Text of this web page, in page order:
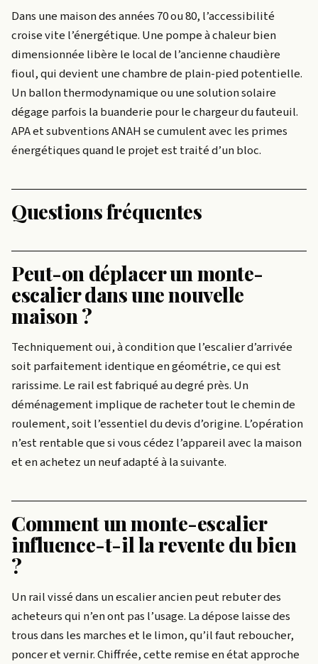
Dans une maison des années 70 ou 80, l’accessibilité
croise vite l’énergétique. Une pompe à chaleur bien
dimensionnée libère le local de l’ancienne chaudière
fioul, qui devient une chambre de plain-pied potentielle.
Un ballon thermodynamique ou une solution solaire
dégage parfois la buanderie pour le chargeur du fauteuil.
APA et subventions ANAH se cumulent avec les primes
énergétiques quand le projet est traité d’un bloc.
Questions fréquentes
Peut-on déplacer un monte-
escalier dans une nouvelle
maison ?
Techniquement oui, à condition que l’escalier d’arrivée
soit parfaitement identique en géométrie, ce qui est
rarissime. Le rail est fabriqué au degré près. Un
déménagement implique de racheter tout le chemin de
roulement, soit l’essentiel du devis d’origine. L’opération
n’est rentable que si vous cédez l’appareil avec la maison
et en achetez un neuf adapté à la suivante.
Comment un monte-escalier
influence-t-il la revente du bien
?
Un rail vissé dans un escalier ancien peut rebuter des
acheteurs qui n’en ont pas l’usage. La dépose laisse des
trous dans les marches et le limon, qu’il faut reboucher,
poncer et vernir. Chiffrée, cette remise en état approche